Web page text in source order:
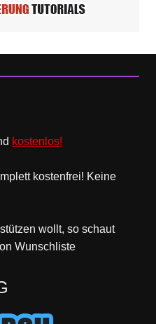
kostenlos!
kostenfrei! Keine
wollt, so schaut
Wunschliste